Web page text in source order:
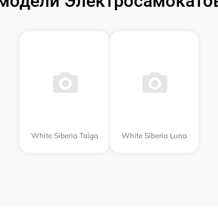
White Siberia Taiga White Siberia Luna